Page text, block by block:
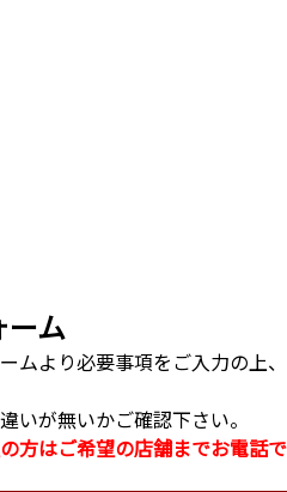
ム
ムより必要事項をご入力の上、
いが無いかご確認下さい。
方はご希望の店舗までお電話で